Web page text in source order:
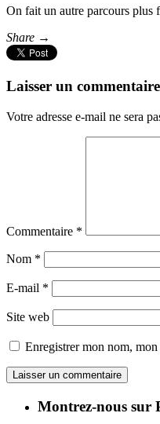
On fait un autre parcours plus
Share →
Laisser un commentaire
Votre adresse e-mail ne sera
Commentaire *
Nom *
E-mail *
Site web
Enregistrer mon nom,
Montrez-nous sur